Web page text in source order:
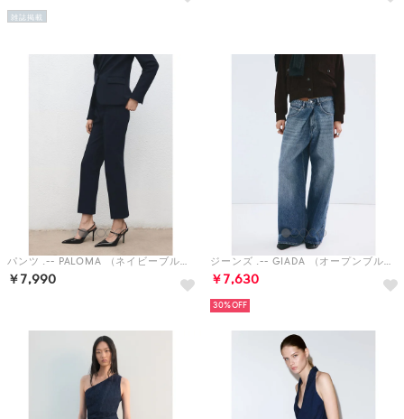
雑誌掲載
パンツ .-- PALOMA （ネイビーブルー）
￥7,990
ジーンズ .-- GIADA （オープンブルー）
￥7,630
30%